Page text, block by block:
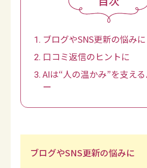
ブログやSNS更新の悩みに
口コミ返信のヒントに
AIは“人の温かみ”を支え
ー
ブログやSNS更新の悩みに